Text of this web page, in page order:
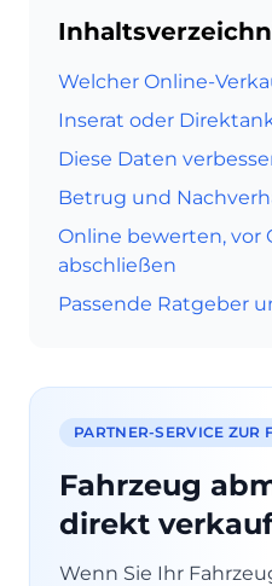
Welcher Online-
Inserat oder
Diese Daten
Betrug und
Online bewerten, vor
abschließen
Passende Ratgeber
PARTNER-SERVICE ZUR
Fahrzeug
direkt
Wenn Sie Ihr